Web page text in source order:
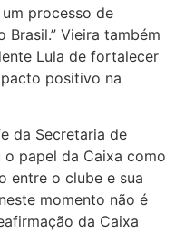
processo de
Brasil.” Vieira também
Lula de fortalecer
positivo na
da Secretaria de
o papel da Caixa como
entre o clube e sua
momento não é
da Caixa